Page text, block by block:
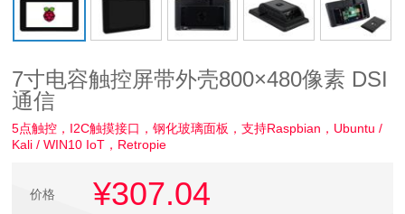
7寸电容触控屏带外壳800×480像素 DSI
通信
5点触控，I2C触摸接口，钢化玻璃面板，支持Raspbian，Ubuntu /
Kali / WIN10 IoT，Retropie
价格 ¥307.04